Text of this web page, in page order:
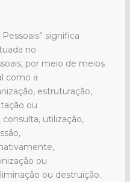
significa
no
por meio de meios
como a
estruturação,
ou
consulta, utilização,
ou
ou destruição.